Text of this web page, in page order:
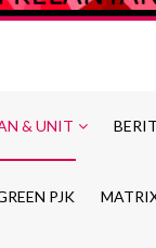
& UNIT
PJK